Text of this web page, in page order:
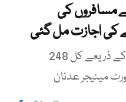
مسافروں کی
کی اجازت مل گئی
آج چین سے آنے والی تین پروازوں کے ذریعے کل 248
مینیجر عدنان